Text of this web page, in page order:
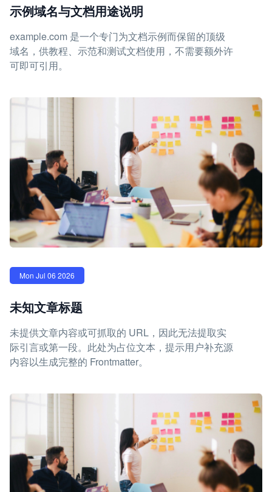
示例域名与文档用途说明
example.com 是一个专门为文档示例而保留的顶级
域名，供教程、示范和测试文档使用，不需要额外许
可即可引用。
Mon Jul 06 2026
未知文章标题
未提供文章内容或可抓取的 URL，因此无法提取实
际引言或第一段。此处为占位文本，提示用户补充源
内容以生成完整的 Frontmatter。